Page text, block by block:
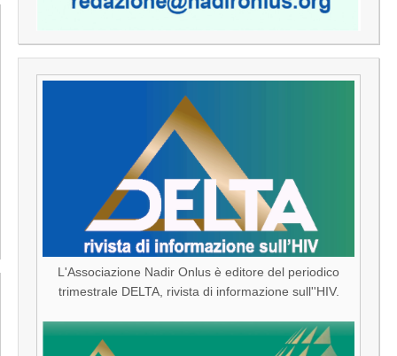
L'Associazione Nadir Onlus è editore del periodico
trimestrale DELTA, rivista di informazione sull''HIV.